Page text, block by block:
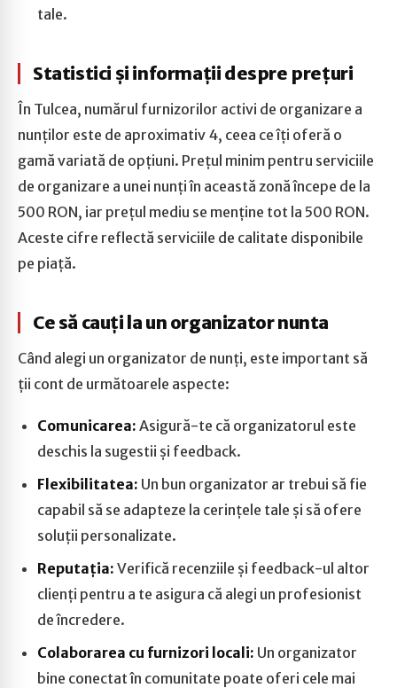
tale.
Statistici și informații despre prețuri
În Tulcea, numărul furnizorilor activi de organizare a
nunților este de aproximativ 4, ceea ce îți oferă o
gamă variată de opțiuni. Prețul minim pentru serviciile
de organizare a unei nunți în această zonă începe de la
500 RON, iar prețul mediu se menține tot la 500 RON.
Aceste cifre reflectă serviciile de calitate disponibile
pe piață.
Ce să cauți la un organizator nunta
Când alegi un organizator de nunți, este important să
ții cont de următoarele aspecte:
Comunicarea: Asigură-te că organizatorul este
deschis la sugestii și feedback.
Flexibilitatea: Un bun organizator ar trebui să fie
capabil să se adapteze la cerințele tale și să ofere
soluții personalizate.
Reputația: Verifică recenziile și feedback-ul altor
clienți pentru a te asigura că alegi un profesionist
de încredere.
Colaborarea cu furnizori locali: Un organizator
bine conectat în comunitate poate oferi cele mai